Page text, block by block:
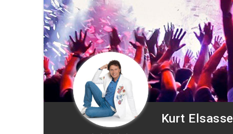
Kurt